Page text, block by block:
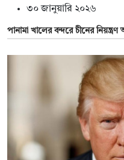
৩০ জানুয়ারি ২০২৬
পানামা খালের বন্দরে চীনের